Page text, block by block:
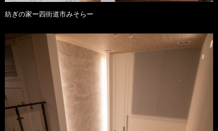
紡ぎの家ー四街道市みそらー